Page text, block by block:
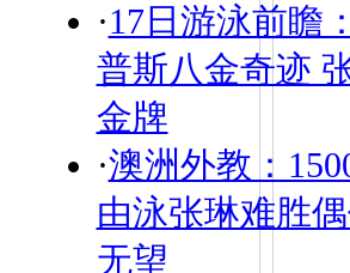
·17日游泳前瞻
普斯八金奇迹
金牌
·澳洲外教：
由泳张琳难胜
无望